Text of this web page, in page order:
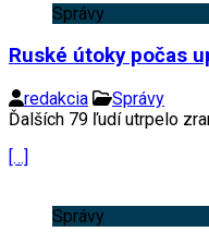
Správy
Ruské útoky počas
redakcia
Správy
Ďalších 79 ľudí utrpelo
[…]
Správy